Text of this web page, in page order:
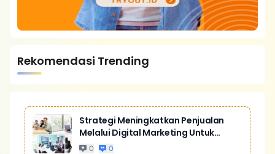
Rekomendasi Trending
Strategi Meningkatkan Penjualan
Melalui Digital Marketing Untuk
Bisnis Yang Lebih Kompetitif
0 0